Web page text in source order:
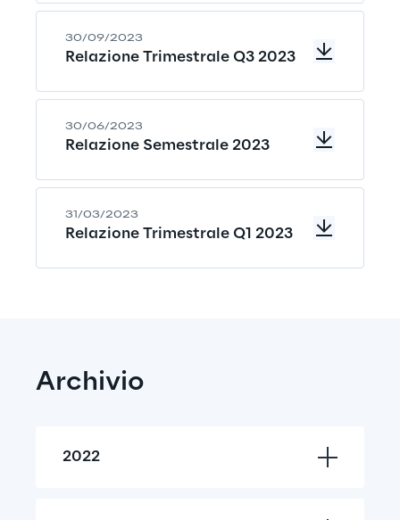
30/09/2023
Relazione Trimestrale Q3 2023
30/06/2023
Relazione Semestrale 2023
31/03/2023
Relazione Trimestrale Q1 2023
Archivio
2022